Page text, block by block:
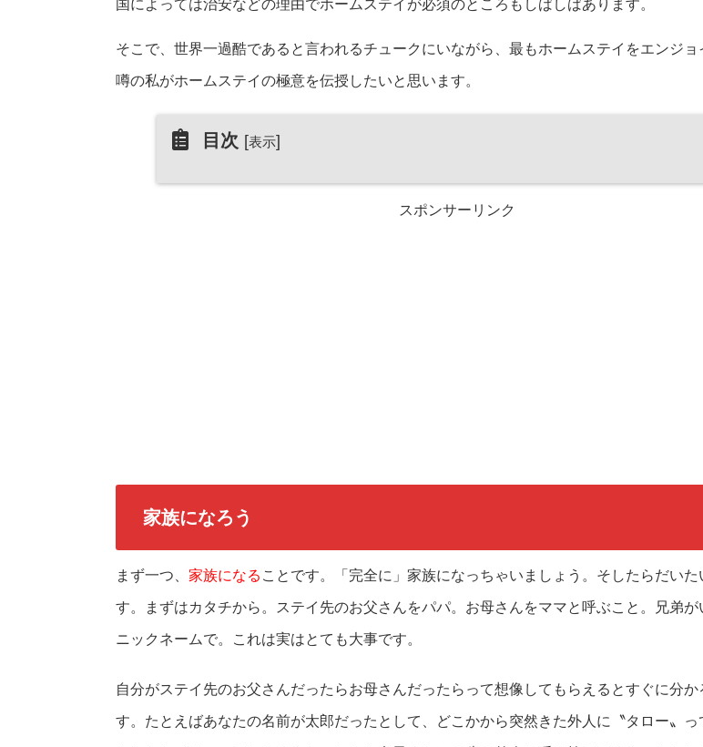
国によっては治安などの理由でホームステイが必須のところもしばしばあります。
そこで、世界一過酷であると言われるチュークにいながら、最もホームステイをエンジョ
噂の私がホームステイの極意を伝授したいと思います。
目次 [表示]
スポンサーリンク
家族になろう
まず一つ、 家族になる ことです。「完全に」家族になっちゃいましょう。そしたらだいた
す。まずはカタチから。ステイ先のお父さんをパパ。お母さんをママと呼ぶこと。兄弟が
ニックネームで。これは実はとても大事です。
自分がステイ先のお父さんだったらお母さんだったらって想像してもらえるとすぐに分か
す。たとえばあなたの名前が太郎だったとして、どこかから突然きた外人に〝タロー〟っ